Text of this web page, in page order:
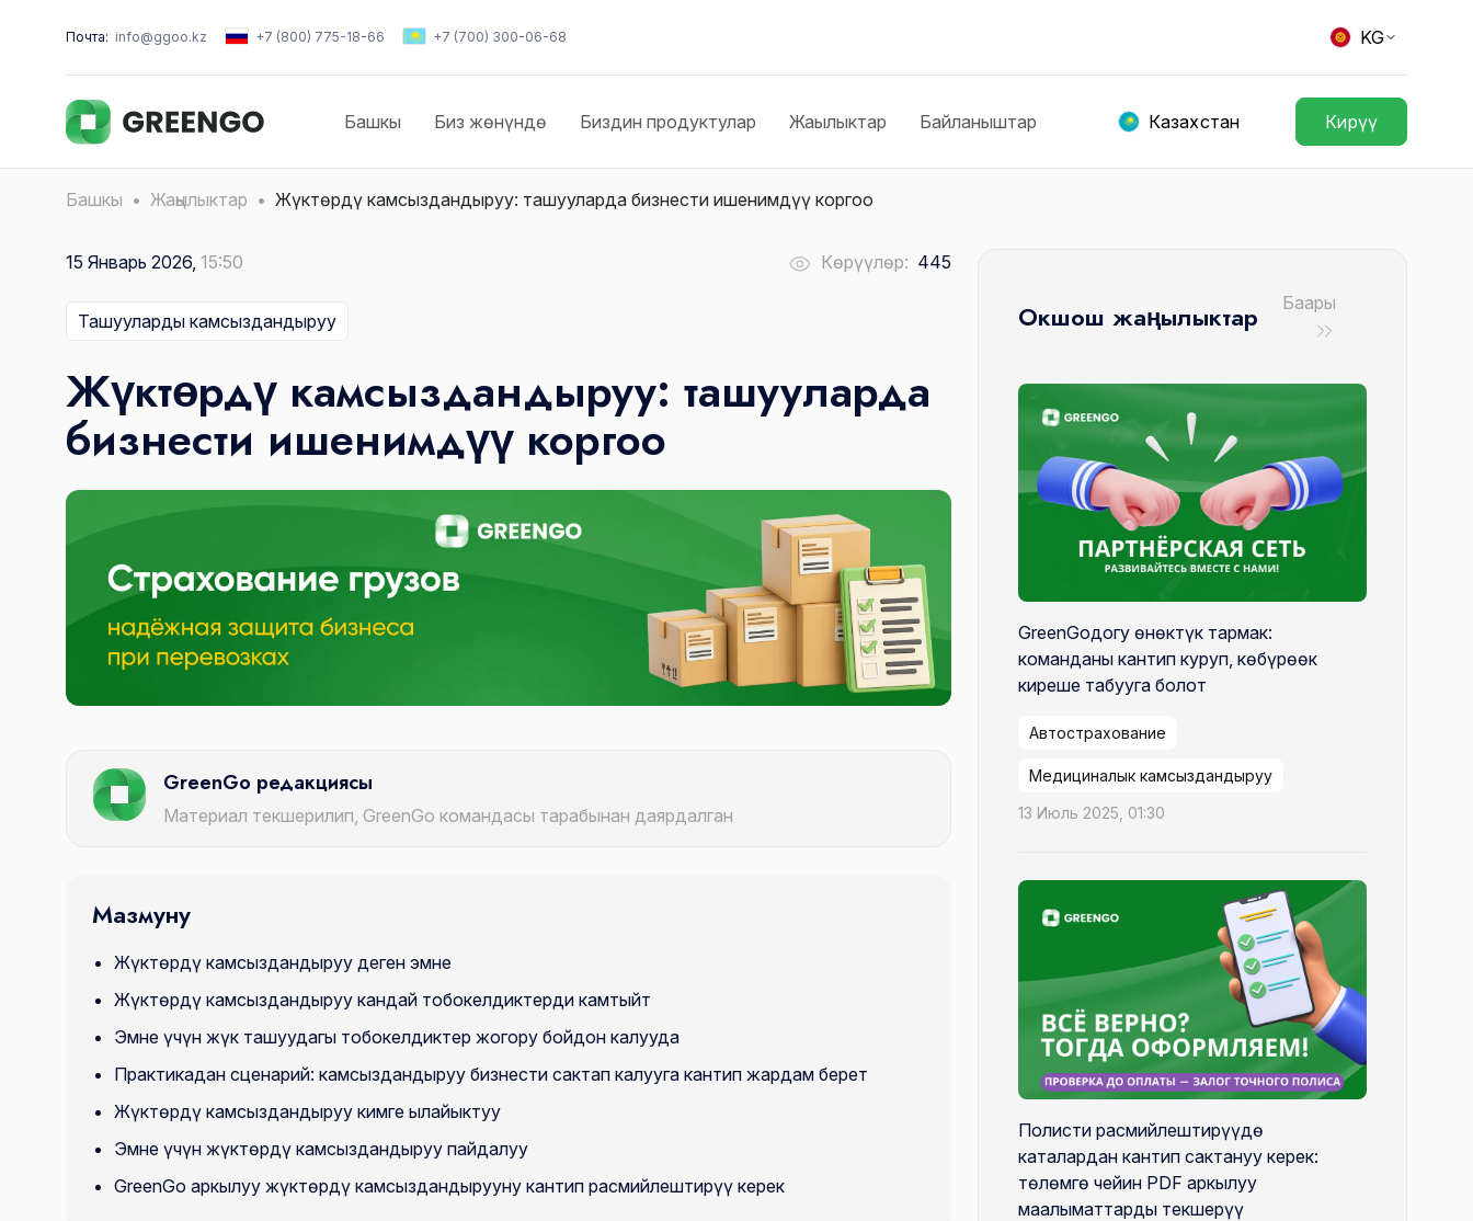
Почта: info@ggoo.kz +7 (800) 775-18-66 +7 (700) 300-06-68 KG
Башкы Биз жөнүндө Биздин продуктулар Жаңылыктар Байланыштар Казахстан Кирүү
Башкы Жаңылыктар Жүктөрдү камсыздандыруу: ташууларда бизнести ишенимдүү коргоо
15 Январь 2026, 15:50 Көрүүлөр: 445
Ташууларды камсыздандыруу
Жүктөрдү камсыздандыруу: ташууларда
бизнести ишенимдүү коргоо
GreenGo редакциясы
Материал текшерилип, GreenGo командасы тарабынан даярдалган
Мазмуну
Жүктөрдү камсыздандыруу деген эмне
Жүктөрдү камсыздандыруу кандай тобокелдиктерди камтыйт
Эмне үчүн жүк ташуудагы тобокелдиктер жогору бойдон калууда
Практикадан сценарий: камсыздандыруу бизнести сактап калууга кантип жардам берет
Жүктөрдү камсыздандыруу кимге ылайыктуу
Эмне үчүн жүктөрдү камсыздандыруу пайдалуу
GreenGo аркылуу жүктөрдү камсыздандырууну кантип расмийлештирүү керек
Окшош жаңылыктар Баары
GreenGoдогу өнөктүк тармак:
команданы кантип куруп, көбүрөөк
киреше табууга болот
Автострахование
Медициналык камсыздандыруу
13 Июль 2025, 01:30
Полисти расмийлештирүүдө
каталардан кантип сактануу керек:
төлөмгө чейин PDF аркылуу
маалыматтарды текшерүү